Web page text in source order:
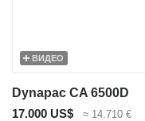
ВИДЕО
Dynapac CA 6500D
17.000 US$
≈ 14.710 €